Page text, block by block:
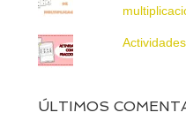
ÚLTIMOS